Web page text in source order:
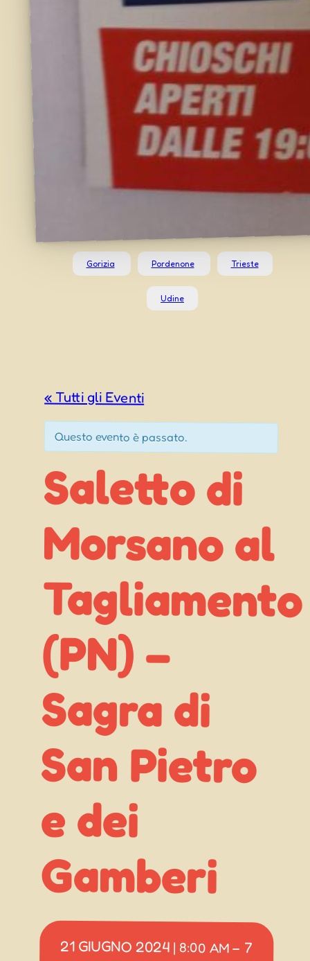
Gorizia Pordenone Trieste
Udine
« Tutti gli Eventi
Questo evento è passato.
Saletto di
Morsano al
Tagliamento
(PN) –
Sagra di
San Pietro
e dei
Gamberi
21 GIUGNO 2024 | 8:00 AM– 7